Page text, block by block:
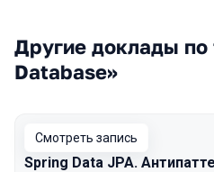
Другие доклады по
Database»
Смотреть запись
Spring Data JPA.